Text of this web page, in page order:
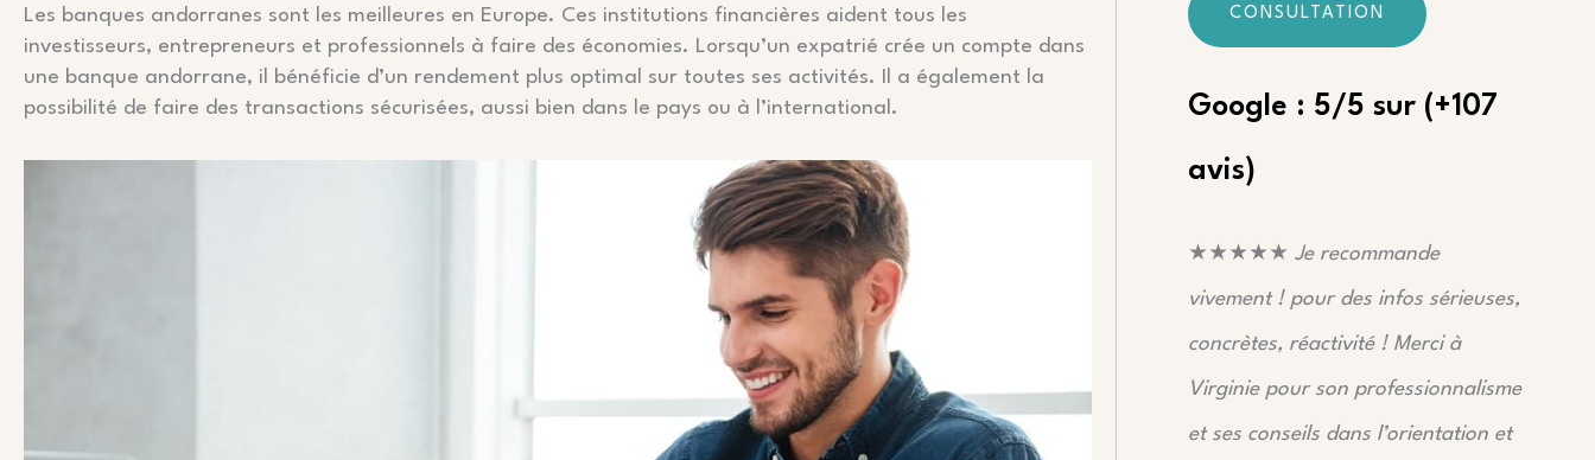
Les banques andorranes sont les meilleures en Europe. Ces institutions financières aident tous les
investisseurs, entrepreneurs et professionnels à faire des économies. Lorsqu’un expatrié crée un compte dans
une banque andorrane, il bénéficie d’un rendement plus optimal sur toutes ses activités. Il a également la
possibilité de faire des transactions sécurisées, aussi bien dans le pays ou à l’international.
CONSULTATION
Google : 5/5 sur (+107
avis)
★★★★★ Je recommande
vivement ! pour des infos sérieuses,
concrètes, réactivité ! Merci à
Virginie pour son professionnalisme
et ses conseils dans l’orientation et